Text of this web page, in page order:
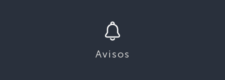
Avisos